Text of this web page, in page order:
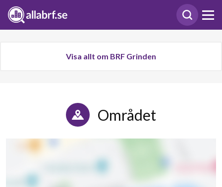
Visa allt om BRF Grinden
Området